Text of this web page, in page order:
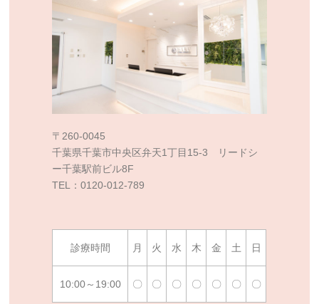
〒260-0045
千葉県千葉市中央区弁天1丁目15-3 リードシ
ー千葉駅前ビル8F
TEL：0120-012-789
診療時間 月 火 水 木 金 土 日
10:00～19:00 〇 〇 〇 〇 〇 〇 〇